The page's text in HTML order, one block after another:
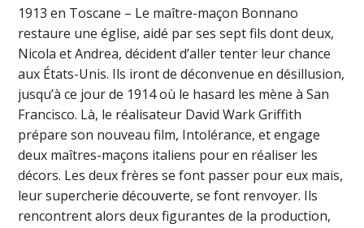
1913 en Toscane – Le maître-maçon Bonnano
restaure une église, aidé par ses sept fils dont deux,
Nicola et Andrea, décident d’aller tenter leur chance
aux États-Unis. Ils iront de déconvenue en désillusion,
jusqu’à ce jour de 1914 où le hasard les mène à San
Francisco. Là, le réalisateur David Wark Griffith
prépare son nouveau film, Intolérance, et engage
deux maîtres-maçons italiens pour en réaliser les
décors. Les deux frères se font passer pour eux mais,
leur supercherie découverte, se font renvoyer. Ils
rencontrent alors deux figurantes de la production,